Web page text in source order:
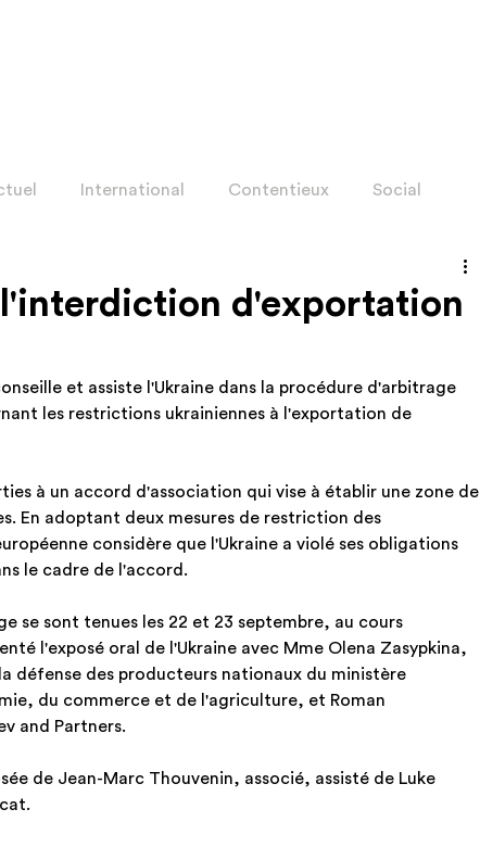
International Contentieux Social
ENG
d'exportation
et assiste l'Ukraine dans la procédure d'arbitrage
les restrictions ukrainiennes à l'exportation de
à un accord d'association qui vise à établir une zone de
En adoptant deux mesures de restriction des
considère que l'Ukraine a violé ses obligations
le cadre de l'accord.
se sont tenues les 22 et 23 septembre, au cours
l'exposé oral de l'Ukraine avec Mme Olena Zasypkina,
défense des producteurs nationaux du ministère
du commerce et de l'agriculture, et Roman
and Partners.
de Jean-Marc Thouvenin, associé, assisté de Luke